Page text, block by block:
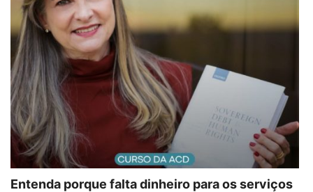
Entenda porque falta dinheiro para os serviços